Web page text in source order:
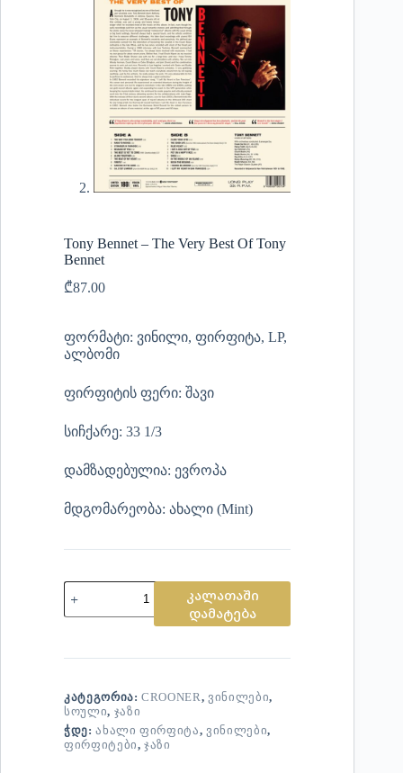
Tony Bennet – The Very Best Of Tony
Bennet
₾87.00
ფორმატი: ვინილი, ფირფიტა, LP,
ალბომი
ფირფიტის ფერი: შავი
სიჩქარე: 33 1/3
დამზადებულია: ევროპა
მდგომარეობა: ახალი (Mint)
კალათაში
დამატება
ᲙᲐᲢᲔᲒᲝᲠᲘᲐ:CROONER, ᲕᲘᲜᲘᲚᲔᲑᲘ,
ᲡᲝᲣᲚᲘ, ᲯᲐᲖᲘ
ᲭᲓᲔ:ᲐᲮᲐᲚᲘ ᲤᲘᲠᲤᲘᲢᲐ, ᲕᲘᲜᲘᲚᲔᲑᲘ,
ᲤᲘᲠᲤᲘᲢᲔᲑᲘ,ᲯᲐᲖᲘ